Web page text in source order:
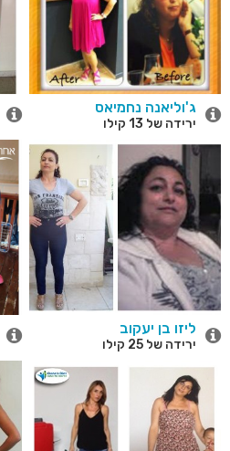
ג'וליאנה נחמיאס
ירידה של 13 קילו
ליזו בן יעקוב
ירידה של 25 קילו